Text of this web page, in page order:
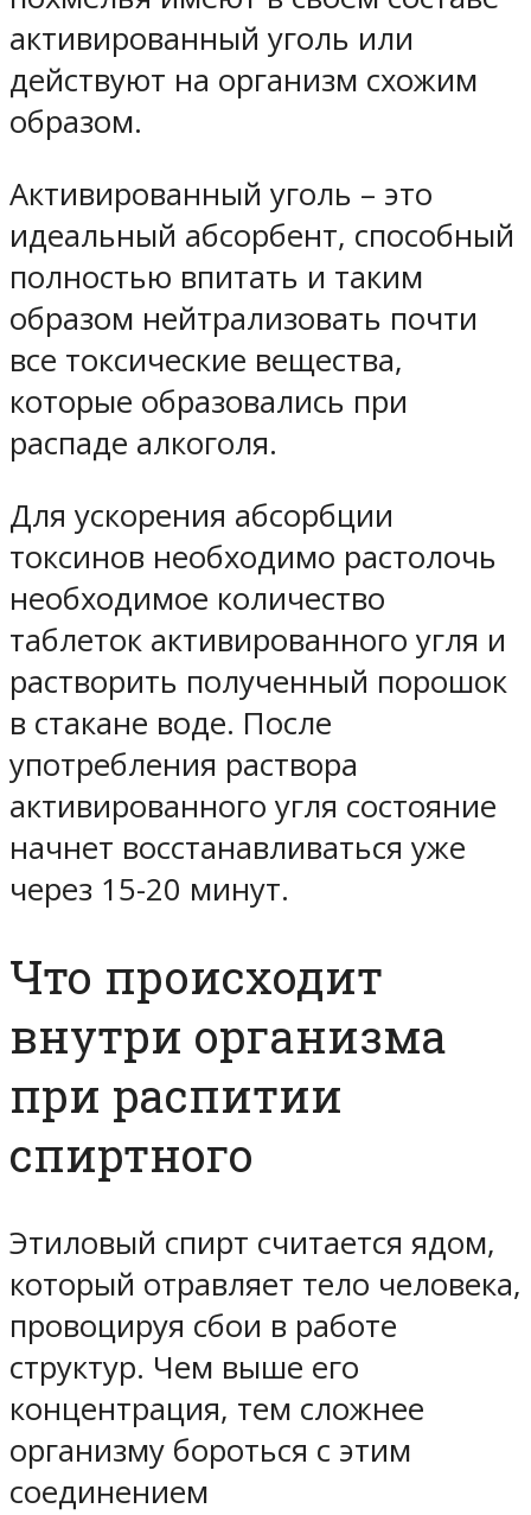
активированный уголь или
действуют на организм схожим
образом.
Активированный уголь – это
идеальный абсорбент, способный
полностью впитать и таким
образом нейтрализовать почти
все токсические вещества,
которые образовались при
распаде алкоголя.
Для ускорения абсорбции
токсинов необходимо растолочь
необходимое количество
таблеток активированного угля и
растворить полученный порошок
в стакане воде. После
употребления раствора
активированного угля состояние
начнет восстанавливаться уже
через 15-20 минут.
Что происходит
внутри организма
при распитии
спиртного
Этиловый спирт считается ядом,
который отравляет тело человека,
провоцируя сбои в работе
структур. Чем выше его
концентрация, тем сложнее
организму бороться с этим
соединением